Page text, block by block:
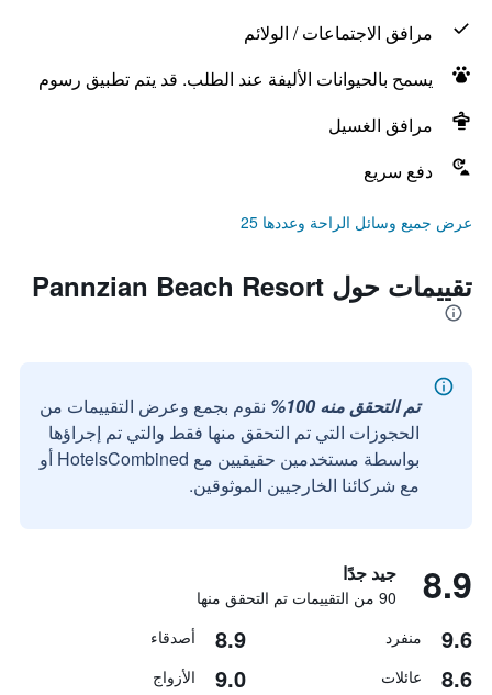
مرافق الاجتماعات / الولائم
يسمح بالحيوانات الأليفة عند الطلب. قد يتم تطبيق رسوم
مرافق الغسيل
دفع سريع
عرض جميع وسائل الراحة وعددها 25
تقييمات حول Pannzian Beach Resort
تم التحقق منه 100%
نقوم بجمع وعرض التقييمات من
الحجوزات التي تم التحقق منها فقط والتي تم إجراؤها
بواسطة مستخدمين حقيقيين مع HotelsCombined أو
مع شركائنا الخارجيين الموثوقين.
8.9 جيد جدًا
90 من التقييمات تم التحقق منها
9.6 منفرد 8.9 أصدقاء
8.6 عائلات 9.0 الأزواج